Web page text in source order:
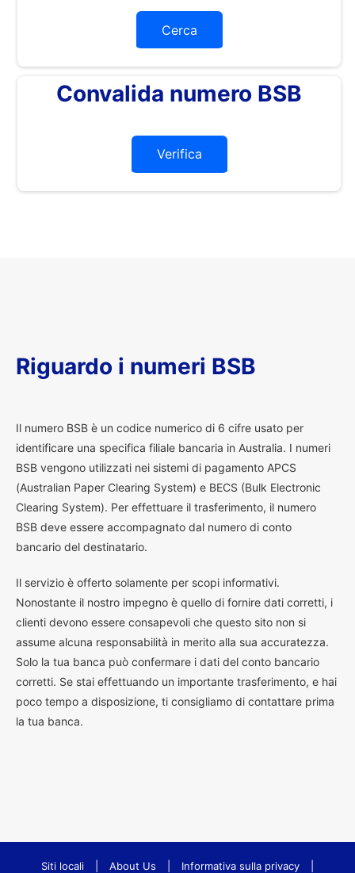
Cerca
Convalida numero BSB
Verifica
Riguardo i numeri BSB
Il numero BSB è un codice numerico di 6 cifre usato per
identificare una specifica filiale bancaria in Australia. I numeri
BSB vengono utilizzati nei sistemi di pagamento APCS
(Australian Paper Clearing System) e BECS (Bulk Electronic
Clearing System). Per effettuare il trasferimento, il numero
BSB deve essere accompagnato dal numero di conto
bancario del destinatario.
Il servizio è offerto solamente per scopi informativi.
Nonostante il nostro impegno è quello di fornire dati corretti, i
clienti devono essere consapevoli che questo sito non si
assume alcuna responsabilità in merito alla sua accuratezza.
Solo la tua banca può confermare i dati del conto bancario
corretti. Se stai effettuando un importante trasferimento, e hai
poco tempo a disposizione, ti consigliamo di contattare prima
la tua banca.
Siti locali About Us Informativa sulla privacy